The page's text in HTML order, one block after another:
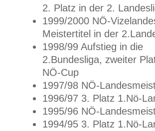
2. Platz in der 2.
1999/2000 NÖ-
Meistertitel in der
1998/99 Aufstieg in die
2.Bundesliga, zweiter
NÖ-Cup
1997/98 NÖ-
1996/97 3. Platz 1.Nö-
1995/96 NÖ-
1994/95 3. Platz 1.Nö-